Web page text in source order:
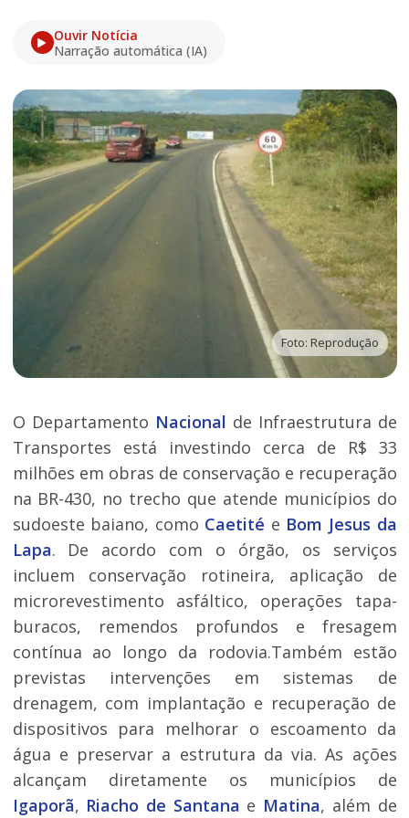
Ouvir Notícia
Narração automática (IA)
Foto: Reprodução
O Departamento Nacional de Infraestrutura de
Transportes está investindo cerca de R$ 33
milhões em obras de conservação e recuperação
na BR-430, no trecho que atende municípios do
sudoeste baiano, como Caetité e Bom Jesus da
Lapa. De acordo com o órgão, os serviços
incluem conservação rotineira, aplicação de
microrevestimento asfáltico, operações tapa-
buracos, remendos profundos e fresagem
contínua ao longo da rodovia.Também estão
previstas intervenções em sistemas de
drenagem, com implantação e recuperação de
dispositivos para melhorar o escoamento da
água e preservar a estrutura da via. As ações
alcançam diretamente os municípios de
Igaporã, Riacho de Santana e Matina, além de